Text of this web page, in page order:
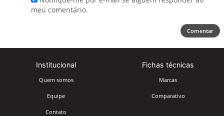
meu comentário.
Comentar
Institucional
Quem somos
Equipe
Contato
Fichas técnicas
Marcas
Comparativo